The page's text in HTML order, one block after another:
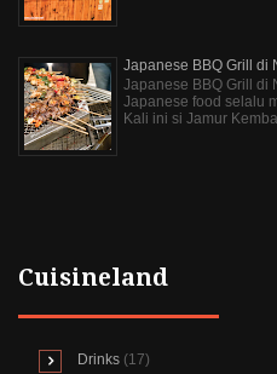
Japanese BBQ Grill di
Japanese BBQ Grill di
Japanese food selalu
Kali ini si Jamur
Cuisineland
Drinks (17)